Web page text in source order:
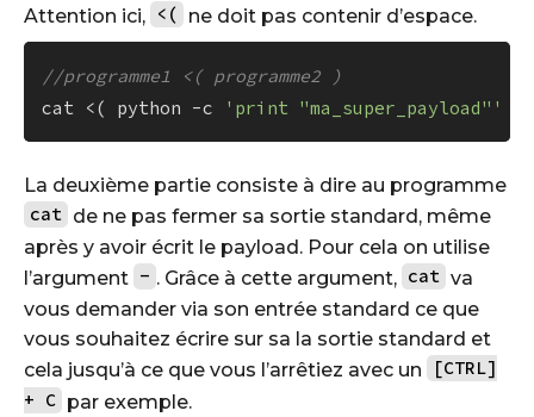
Attention ici, <( ne doit pas contenir d’espace.
//programme1 <( programme2 )
cat <( python -c
'print "ma_super_payload"'
La deuxième partie consiste à dire au programme
cat de ne pas fermer sa sortie standard, même
après y avoir écrit le payload. Pour cela on utilise
l’argument - . Grâce à cette argument, cat va
vous demander via son entrée standard ce que
vous souhaitez écrire sur sa la sortie standard et
cela jusqu’à ce que vous l’arrêtiez avec un
[CTRL]
+ C par exemple.